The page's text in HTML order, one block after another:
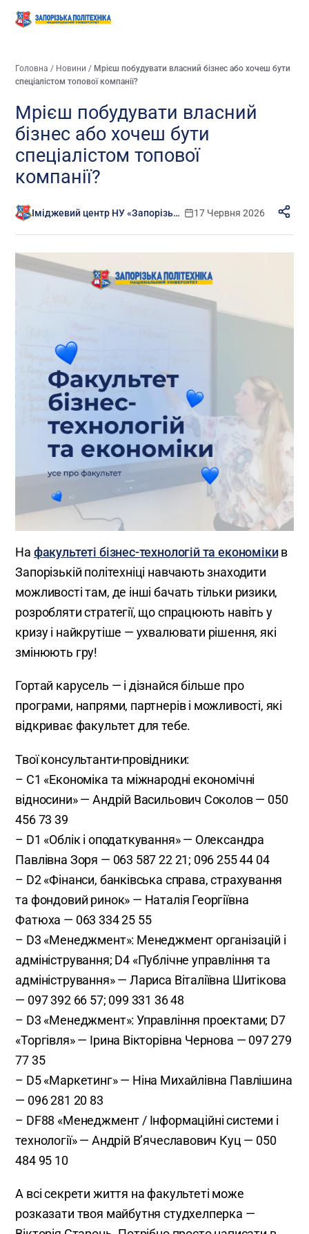
Головна / Новини / Мрієш побудувати власний бізнес або хочеш бути
спеціалістом топової компанії?
Мрієш побудувати власний
бізнес або хочеш бути
спеціалістом топової
компанії?
Іміджевий центр НУ «Запорізька політехніка» 17 Червня 2026
На факультеті бізнес-технологій та економікив
Запорізькій політехніці навчають знаходити
можливості там, де інші бачать тільки ризики,
розробляти стратегії, що спрацюють навіть у
кризу і найкрутіше — ухвалювати рішення, які
змінюють гру!
Гортай карусель — і дізнайся більше про
програми, напрями, партнерів і можливості, які
відкриває факультет для тебе.
Твої консультанти-провідники:
– C1 «Економіка та міжнародні економічні
відносини» — Андрій Васильович Соколов — 050
456 73 39
– D1 «Облік і оподаткування» — Олександра
Павлівна Зоря — 063 587 22 21; 096 255 44 04
– D2 «Фінанси, банківська справа, страхування
та фондовий ринок» — Наталія Георгіївна
Фатюха — 063 334 25 55
– D3 «Менеджмент»: Менеджмент організацій і
адміністрування; D4 «Публічне управління та
адміністрування» — Лариса Віталіївна Шитікова
— 097 392 66 57; 099 331 36 48
– D3 «Менеджмент»: Управління проектами; D7
«Торгівля» — Ірина Вікторівна Чернова — 097 279
77 35
– D5 «Маркетинг» — Ніна Михайлівна Павлішина
— 096 281 20 83
– DF88 «Менеджмент / Інформаційні системи і
технології» — Андрій В’ячеславович Куц — 050
484 95 10
А всі секрети життя на факультеті може
розказати твоя майбутня студхелперка —